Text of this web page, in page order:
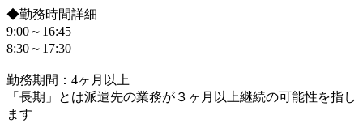
◆勤務時間詳細
9:00～16:45
8:30～17:30
勤務期間：4ヶ月以上
「長期」とは派遣先の業務が３ヶ月以上継続の可能性を指し
ます